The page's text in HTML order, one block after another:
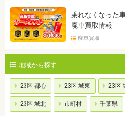
乗れなくなった
廃車買取情報
廃車買取
地域から探す
23区-都心 23区-城東 23区-
23区-城北 市町村 千葉県